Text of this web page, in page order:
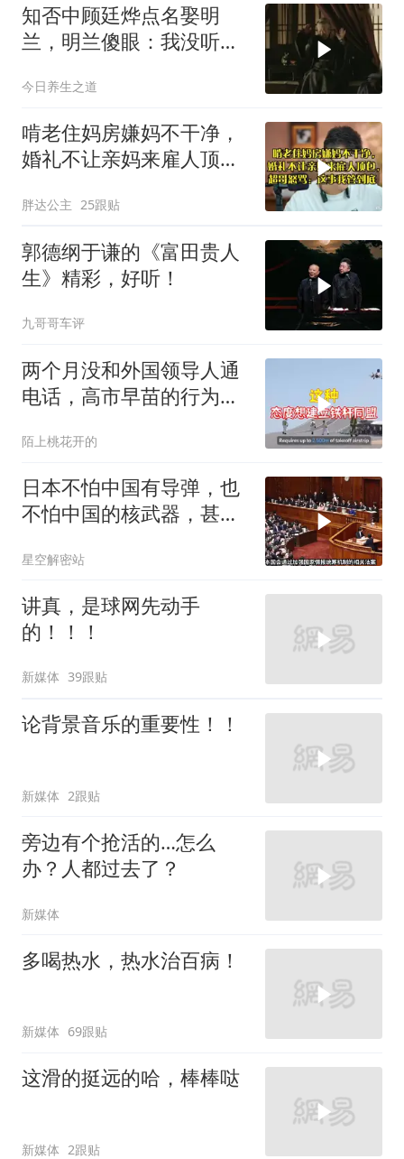
知否中顾廷烨点名娶明
兰，明兰傻眼：我没听错
今日养生之道
啃老住妈房嫌妈不干净，
婚礼不让亲妈来雇人顶
胖达公主 25跟贴
郭德纲于谦的《富田贵人
生》精彩，好听！
九哥哥车评
两个月没和外国领导人通
电话，高市早苗的行为让
陌上桃花开的
日本不怕中国有导弹，也
不怕中国的核武器，甚至
星空解密站
讲真，是球网先动手
的！！！
新媒体 39跟贴
论背景音乐的重要性！！
新媒体 2跟贴
旁边有个抢活的…怎么
办？人都过去了？
新媒体
多喝热水，热水治百病！
新媒体 69跟贴
这滑的挺远的哈，棒棒哒
新媒体 2跟贴